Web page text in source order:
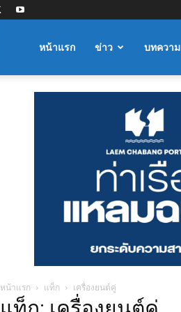
Logisticsหน้าแรก ข่าว บทความ
หน้าแรก แท็ก เครื่องยนต์คู่